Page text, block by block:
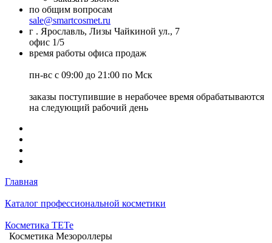
по общим вопросам
sale@smartcosmet.ru
г . Ярославль, Лизы Чайкиной ул., 7
офис 1/5
время работы офиса продаж
пн-вс с 09:00 до 21:00 по Мск
заказы поступившие в нерабочее время обрабатываются
на следующий рабочий день
Главная
Каталог профессиональной косметики
Косметика TETe
Косметика Мезороллеры